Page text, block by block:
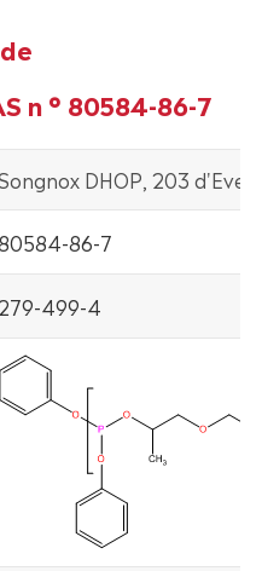
n ° 80584-86-7
DHOP, 203
86-7
499-4